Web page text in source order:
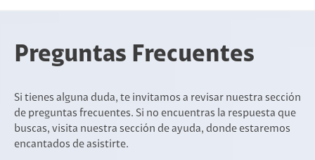
Preguntas Frecuentes
Si tienes alguna duda, te invitamos a revisar nuestra sección
de preguntas frecuentes. Si no encuentras la respuesta que
buscas, visita nuestra sección de ayuda, donde estaremos
encantados de asistirte.